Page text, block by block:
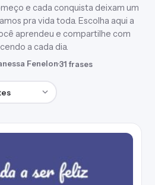
e cada conquista deixam um
pra vida toda. Escolha aqui a
aprendeu e compartilhe com
a cada dia.
Fenelon·31 frases